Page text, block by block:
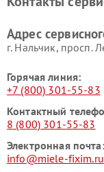
Miele
Miele
Адрес
г. Нальчик, просп.
Горячая линия:
+7 (800) 301-55-83
Контактный
8 (800) 301-55-83
Электронная почта:
info@miele-fixim.ru